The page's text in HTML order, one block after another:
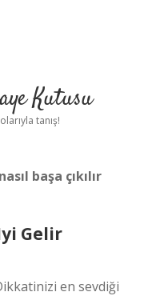
Kutusu
tanış!
başa çıkılır
Gelir
en sevdiği